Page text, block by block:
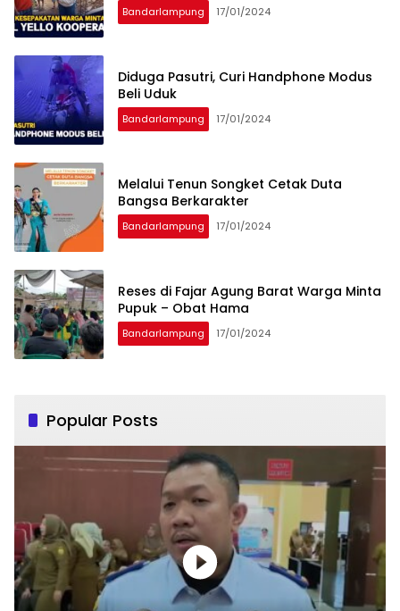
Bandarlampung 17/01/2024
Diduga Pasutri, Curi Handphone Modus
Beli Uduk
Bandarlampung 17/01/2024
Melalui Tenun Songket Cetak Duta
Bangsa Berkarakter
Bandarlampung 17/01/2024
Reses di Fajar Agung Barat Warga Minta
Pupuk – Obat Hama
Bandarlampung 17/01/2024
Popular Posts